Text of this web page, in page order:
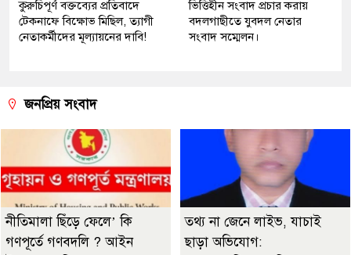
কুরুচিপূর্ণ বক্তব্যের প্রতিবাদে
টেকনাফে বিক্ষোভ মিছিল, ত্যাগী
নেতাকর্মীদের মূল্যায়নের দাবি!
ভিত্তিহীন সংবাদ প্রচার করায়
বদলগাছীতে যুবদল নেতার
সংবাদ সম্মেলন।
জনপ্রিয় সংবাদ
নীতিমালা ছিঁড়ে ফেলে’ কি
গণপূর্তে গণবদলি ? আইন
তথ্য না জেনে লাইভ, যাচাই
ছাড়া অভিযোগ: